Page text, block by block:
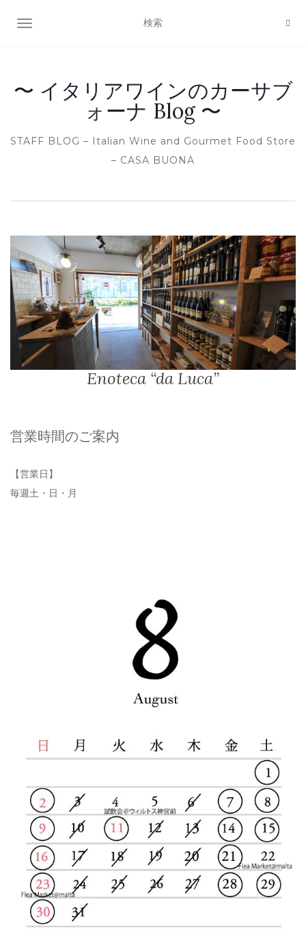
ナビゲーション切り替え
〜 イタリアワインのカーサブ
ォーナ Blog 〜
STAFF BLOG – Italian Wine and Gourmet Food Store
– CASA BUONA
Enoteca “da Luca”
営業時間のご案内
【営業日】
毎週土・日・月